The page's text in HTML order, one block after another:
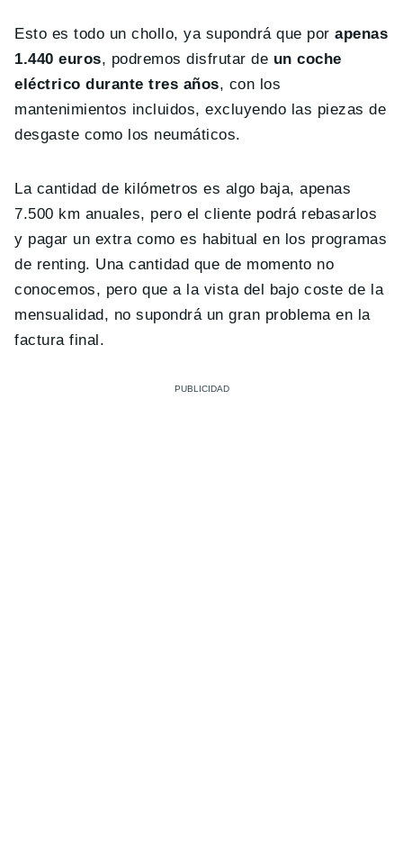
Esto es todo un chollo, ya supondrá que por apenas
1.440 euros, podremos disfrutar de un coche
eléctrico durante tres años, con los
mantenimientos incluidos, excluyendo las piezas de
desgaste como los neumáticos.
La cantidad de kilómetros es algo baja, apenas
7.500 km anuales, pero el cliente podrá rebasarlos
y pagar un extra como es habitual en los programas
de renting. Una cantidad que de momento no
conocemos, pero que a la vista del bajo coste de la
mensualidad, no supondrá un gran problema en la
factura final.